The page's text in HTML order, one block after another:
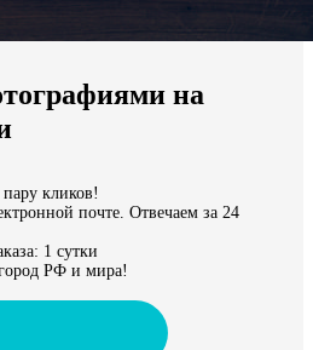
на
кликов!
почте. Отвечаем за 24
1 сутки
РФ и мира!